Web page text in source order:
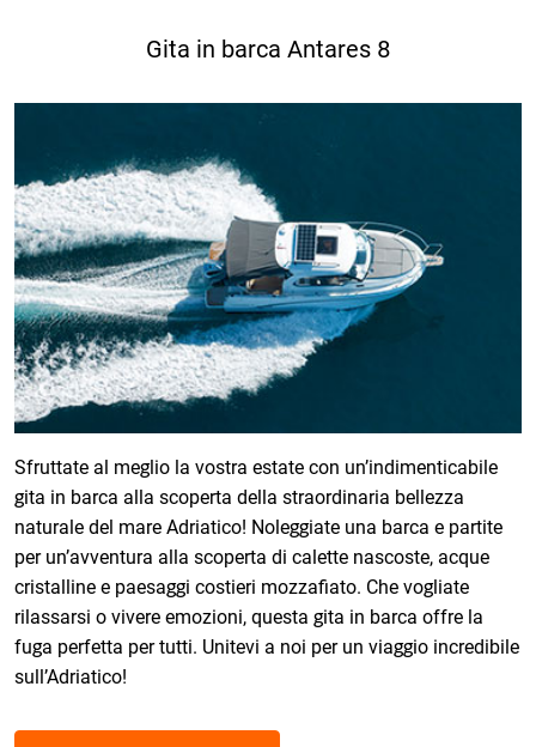
Gita in barca Antares 8
Sfruttate al meglio la vostra estate con un’indimenticabile
gita in barca alla scoperta della straordinaria bellezza
naturale del mare Adriatico! Noleggiate una barca e partite
per un’avventura alla scoperta di calette nascoste, acque
cristalline e paesaggi costieri mozzafiato. Che vogliate
rilassarsi o vivere emozioni, questa gita in barca offre la
fuga perfetta per tutti. Unitevi a noi per un viaggio incredibile
sull’Adriatico!